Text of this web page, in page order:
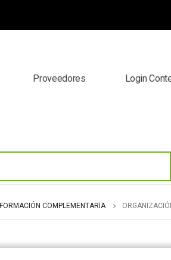
Proveedores Login
FORMACIÓN COMPLEMENTARIA